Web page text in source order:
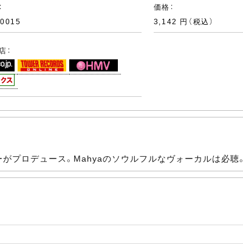
価格：
3,142 円（税込）
：
プロデュース。Mahyaのソウルフルなヴォーカルは必聴。